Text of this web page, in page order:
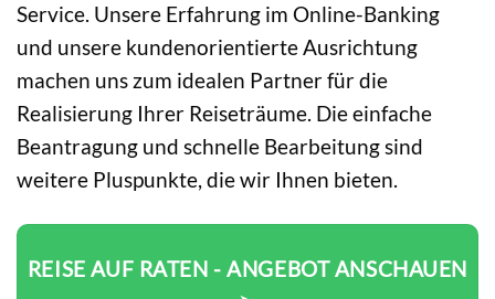
Service. Unsere Erfahrung im Online-Banking
und unsere kundenorientierte Ausrichtung
machen uns zum idealen Partner für die
Realisierung Ihrer Reiseträume. Die einfache
Beantragung und schnelle Bearbeitung sind
weitere Pluspunkte, die wir Ihnen bieten.
REISE AUF RATEN - ANGEBOT ANSCHAUEN